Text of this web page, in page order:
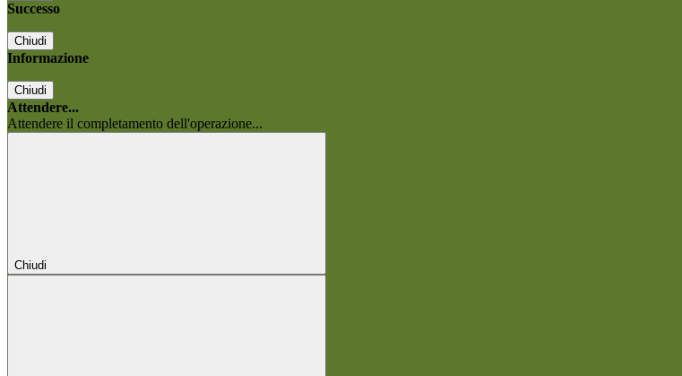
Successo
Chiudi
Informazione
Chiudi
Attendere...
Attendere il completamento dell'operazione...
Chiudi